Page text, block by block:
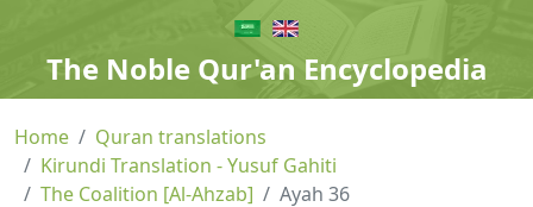
The Noble Qur'an Encyclopedia
Home
Quran translations
Kirundi Translation - Yusuf Gahiti
The Coalition [Al-Ahzab]
Ayah 36